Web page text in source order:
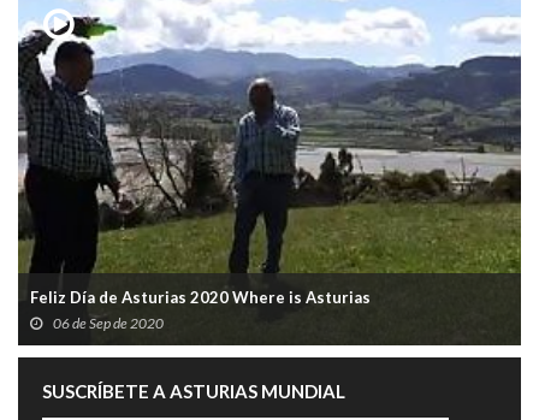
Feliz Día de Asturias 2020 Where is Asturias
06 de Sep de 2020
SUSCRÍBETE A ASTURIAS MUNDIAL